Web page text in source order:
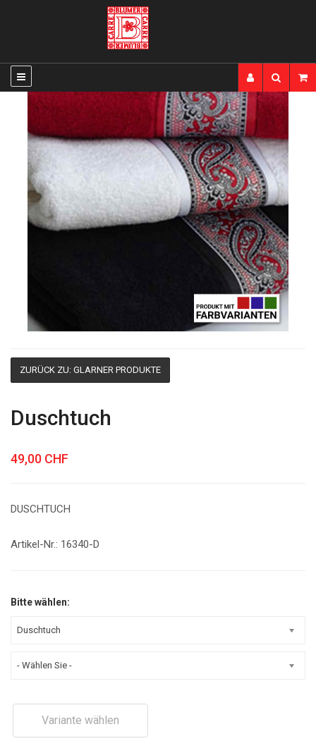
ZURÜCK ZU: GLARNER PRODUKTE
Duschtuch
49,00 CHF
DUSCHTUCH
Artikel-Nr.: 16340-D
Bitte wählen:
Duschtuch
- Wählen Sie -
Variante wählen